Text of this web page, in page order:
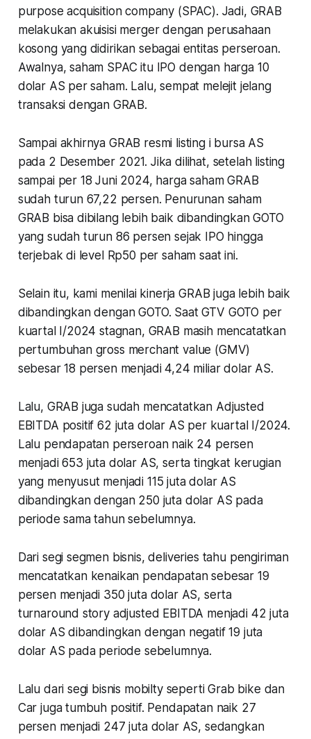
purpose acquisition company (SPAC). Jadi, GRAB
melakukan akuisisi merger dengan perusahaan
kosong yang didirikan sebagai entitas perseroan.
Awalnya, saham SPAC itu IPO dengan harga 10
dolar AS per saham. Lalu, sempat melejit jelang
transaksi dengan GRAB.
Sampai akhirnya GRAB resmi listing i bursa AS
pada 2 Desember 2021. Jika dilihat, setelah listing
sampai per 18 Juni 2024, harga saham GRAB
sudah turun 67,22 persen. Penurunan saham
GRAB bisa dibilang lebih baik dibandingkan GOTO
yang sudah turun 86 persen sejak IPO hingga
terjebak di level Rp50 per saham saat ini.
Selain itu, kami menilai kinerja GRAB juga lebih baik
dibandingkan dengan GOTO. Saat GTV GOTO per
kuartal I/2024 stagnan, GRAB masih mencatatkan
pertumbuhan gross merchant value (GMV)
sebesar 18 persen menjadi 4,24 miliar dolar AS.
Lalu, GRAB juga sudah mencatatkan Adjusted
EBITDA positif 62 juta dolar AS per kuartal I/2024.
Lalu pendapatan perseroan naik 24 persen
menjadi 653 juta dolar AS, serta tingkat kerugian
yang menyusut menjadi 115 juta dolar AS
dibandingkan dengan 250 juta dolar AS pada
periode sama tahun sebelumnya.
Dari segi segmen bisnis, deliveries tahu pengiriman
mencatatkan kenaikan pendapatan sebesar 19
persen menjadi 350 juta dolar AS, serta
turnaround story adjusted EBITDA menjadi 42 juta
dolar AS dibandingkan dengan negatif 19 juta
dolar AS pada periode sebelumnya.
Lalu dari segi bisnis mobilty seperti Grab bike dan
Car juga tumbuh positif. Pendapatan naik 27
persen menjadi 247 juta dolar AS, sedangkan